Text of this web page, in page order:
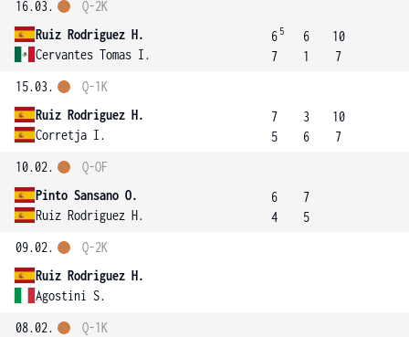
16.03.
Ruiz Rodriguez H.
Cervantes Tomas I.
Q-2K
6 5
7
6
1
10
7
15.03.
Ruiz Rodriguez H.
Corretja I.
Q-1K
7
5
3
6
10
7
10.02.
Pinto Sansano O.
Ruiz Rodriguez H.
Q-OF
6
4
7
5
09.02.
Ruiz Rodriguez H.
Agostini S.
Q-2K
08.02.
Q-1K